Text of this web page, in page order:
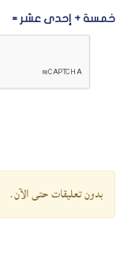
خمسة + إحدى عشر =
بدون تعليقات حتى الآن.